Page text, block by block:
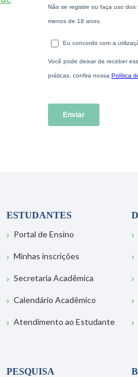
ESTUDANTES
Portal de Ensino
Minhas inscrições
Secretaria Acadêmica
Calendário Acadêmico
Atendimento ao Estudante
PESQUISA